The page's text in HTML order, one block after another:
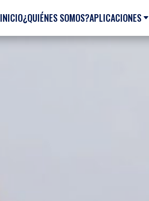
INICIO¿QUIÉNES SOMOS? C
APLICACIONES